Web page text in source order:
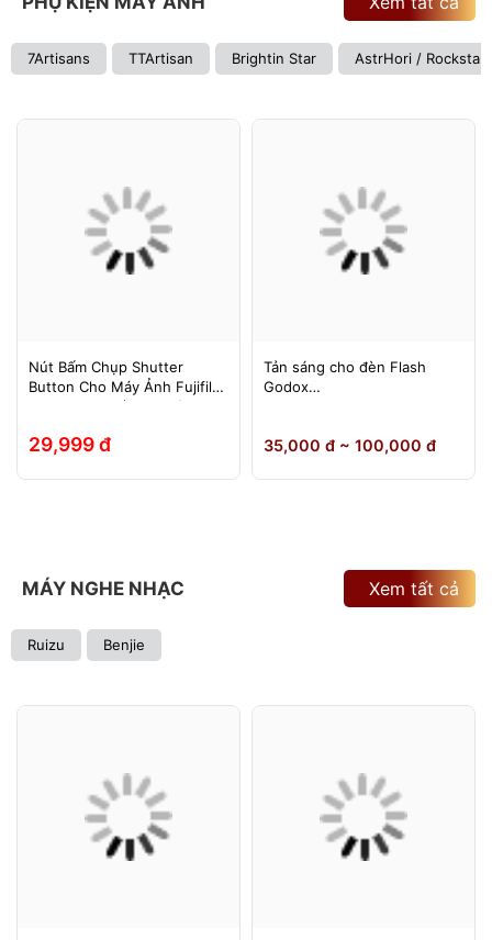
7Artisans TTArtisan Brightin Star AstrHori / Rockstar
Nút Bấm Chụp Shutter
Button Cho Máy Ảnh Fujifilm
Leica Contax (Ren Xoáy)
29,999 đ
Tản sáng cho đèn Flash
Godox
860III, Yongnuo 560II/565EX,
35,000 đ ~ 100,000 đ
MÁY NGHE NHẠC
Ruizu Benjie
Xem tất cả